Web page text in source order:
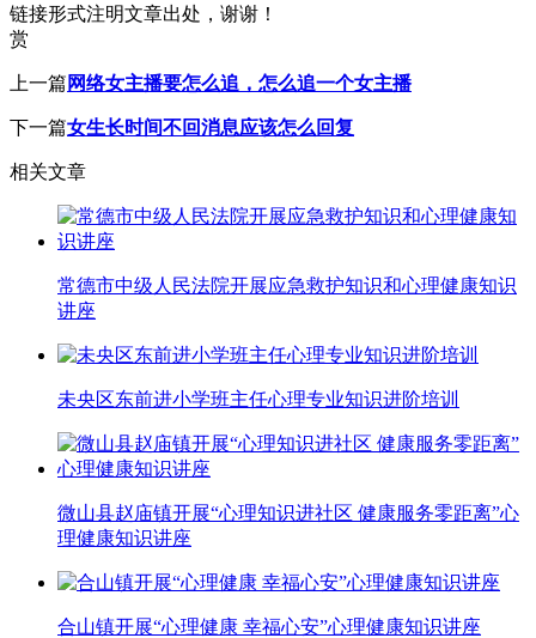
链接形式注明文章出处，谢谢！
赏
上一篇 网络女主播要怎么追，怎么追一个女主播
下一篇女生长时间不回消息应该怎么回复
相关文章
常德市中级人民法院开展应急救护知识和心理健康知识
讲座
未央区东前进小学班主任心理专业知识进阶培训
微山县赵庙镇开展“心理知识进社区 健康服务零距离”心
理健康知识讲座
合山镇开展“心理健康 幸福心安”心理健康知识讲座